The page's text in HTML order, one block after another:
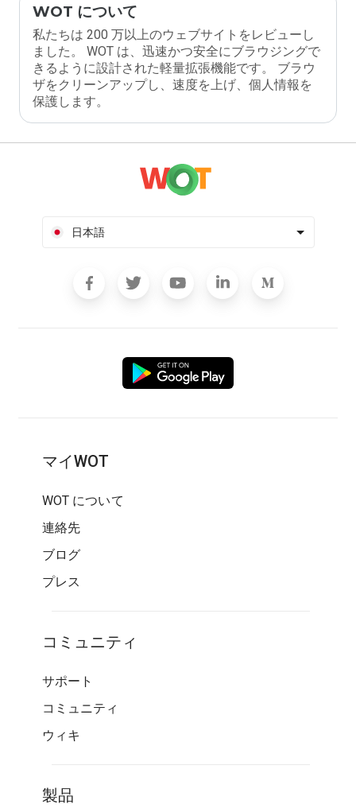
WOT について
私たちは 200 万以上のウェブサイトをレビューし
ました。 WOT は、迅速かつ安全にブラウジングで
きるように設計された軽量拡張機能です。 ブラウ
ザをクリーンアップし、速度を上げ、個人情報を
保護します。
日本語
マイWOT
WOT について
連絡先
ブログ
プレス
コミュニティ
サポート
コミュニティ
ウィキ
製品